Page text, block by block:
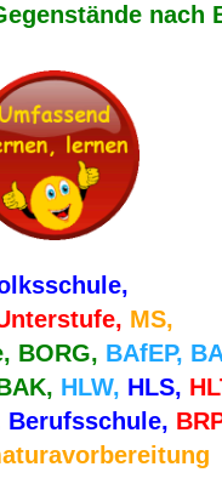
nach
MS,
BORG, BAfEP,
HLW, HLS,
Berufsschule,